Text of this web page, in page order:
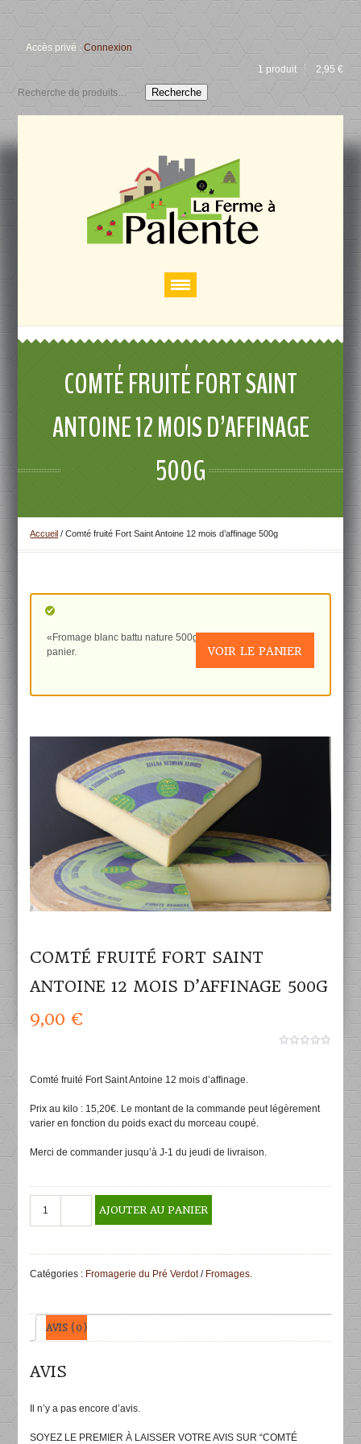
Accès privé :Connexion
1 produit
2,95 €
Recherche
COMTÉ FRUITÉ FORT SAINT
ANTOINE 12 MOIS D’AFFINAGE
500G
Accueil /Comté fruité Fort Saint Antoine 12 mois d’affinage 500g
«Fromage blanc battu nature 500g» a été ajouté à votre
panier.
VOIR LE PANIER
COMTÉ FRUITÉ FORT SAINT
ANTOINE 12 MOIS D’AFFINAGE 500G
9,00€
Comté fruité Fort Saint Antoine 12 mois d’affinage.
Prix au kilo : 15,20€. Le montant de la commande peut légèrement
varier en fonction du poids exact du morceau coupé.
Merci de commander jusqu’à J-1 du jeudi de livraison.
Saint
mois
d'affinage
AJOUTER AU PANIER
Catégories : Fromagerie du Pré Verdot/ Fromages.
AVIS (0)
AVIS
Il n’y a pas encore d’avis.
SOYEZ LE PREMIER À LAISSER VOTRE AVIS SUR “COMTÉ